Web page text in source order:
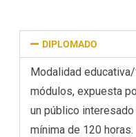
DIPLOMADO
Modalidad
módulos, expuesta
un público
mínima de 120 horas.